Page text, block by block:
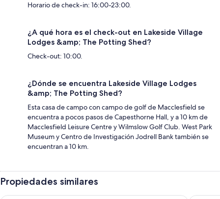
Horario de check-in: 16:00-23:00.
¿A qué hora es el check-out en Lakeside Village
Lodges &amp; The Potting Shed?
Check-out: 10:00.
¿Dónde se encuentra Lakeside Village Lodges
&amp; The Potting Shed?
Esta casa de campo con campo de golf de Macclesfield se
encuentra a pocos pasos de Capesthorne Hall, y a 10 km de
Macclesfield Leisure Centre y Wilmslow Golf Club. West Park
Museum y Centro de Investigación Jodrell Bank también se
encuentran a 10 km.
Propiedades similares